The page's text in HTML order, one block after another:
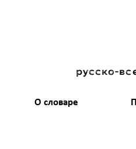
русско-
О словаре